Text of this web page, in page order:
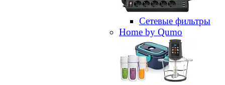
Сетевые фильтры
Home by Qumo